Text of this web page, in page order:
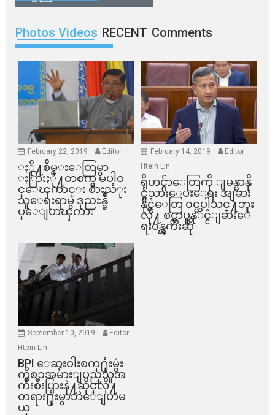
Photos Videos RECENT Comments
February 22, 2019 Editor
ႏို႔စိမ္းေတြမွာ
ႏြားႏို႔တစက္မွ မပါဝ
င္ေၾကာင္း စားသံုး
သူေရးရာမွ ဒုညႊန္ခ်ဳ
ပ္ေျပာၾကား
February 14, 2019
Editor
Htein Lin
ရိုဟင္ဂ်ာေတြကို ျမန္မာနို
င္ငံသားေပးေရး အျခား
နိုင္ငံေတြ ၀င္မပါသင္႔ဘူး
လို႔ စင္ကာပူနုိင္ငံျခားေ
ရး၀န္ၾကီးဆို
September 10, 2019
Editor
Htein Lin
BPI ​ေဆးဝါးစက္​႐ုံးမွဴး
ကိစၥအမ်ားျပည္​သူအ
က်ိဳးစီးပြားနဲ႔ဆိုင္​လို႔
တရား႐ုံးမွာဘဲေျပာမ
ယ္​